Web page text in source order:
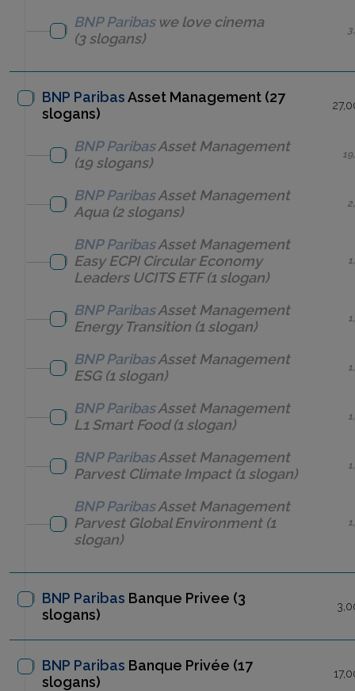
BNP Paribas we love cinema
(3 slogans)
BNP ParibasAsset Management (27
slogans)
BNP ParibasAsset Management
(19 slogans)
BNP ParibasAsset Management
Aqua(2 slogans)
BNP ParibasAsset Management
Easy ECPI Circular Economy
Leaders UCITS ETF(1 slogan)
BNP ParibasAsset Management
Energy Transition (1 slogan)
BNP ParibasAsset Management
ESG(1 slogan)
BNP ParibasAsset Management
L1 Smart Food(1 slogan)
BNP ParibasAsset Management
Parvest Climate Impact(1 slogan)
BNP ParibasAsset Management
Parvest Global Environment(1
slogan)
BNP Paribas Banque Privee (3
slogans)
BNP Paribas Banque Privée (17
slogans)